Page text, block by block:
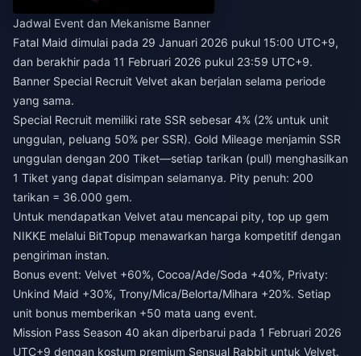
Jadwal Event dan Mekanisme Banner
Fatal Maid dimulai pada 29 Januari 2026 pukul 15:00 UTC+9,
dan berakhir pada 11 Februari 2026 pukul 23:59 UTC+9.
Banner Special Recruit Velvet akan berjalan selama periode
yang sama.
Special Recruit memiliki rate SSR sebesar 4% (2% untuk unit
unggulan, peluang 50% per SSR). Gold Mileage menjamin SSR
unggulan dengan 200 Tiket—setiap tarikan (pull) menghasilkan
1 Tiket yang dapat disimpan selamanya. Pity penuh: 200
tarikan = 36.000 gem.
Untuk mendapatkan Velvet atau mencapai pity, top up gem
NIKKE melalui BitTopup menawarkan harga kompetitif dengan
pengiriman instan.
Bonus event: Velvet +60%, Cocoa/Ade/Soda +40%, Privaty:
Unkind Maid +30%, Trony/Mica/Belorta/Mihara +20%. Setiap
unit bonus memberikan +50 mata uang event.
Mission Pass Season 40 akan diperbarui pada 1 Februari 2026
UTC+9 dengan kostum premium Sensual Rabbit untuk Velvet.